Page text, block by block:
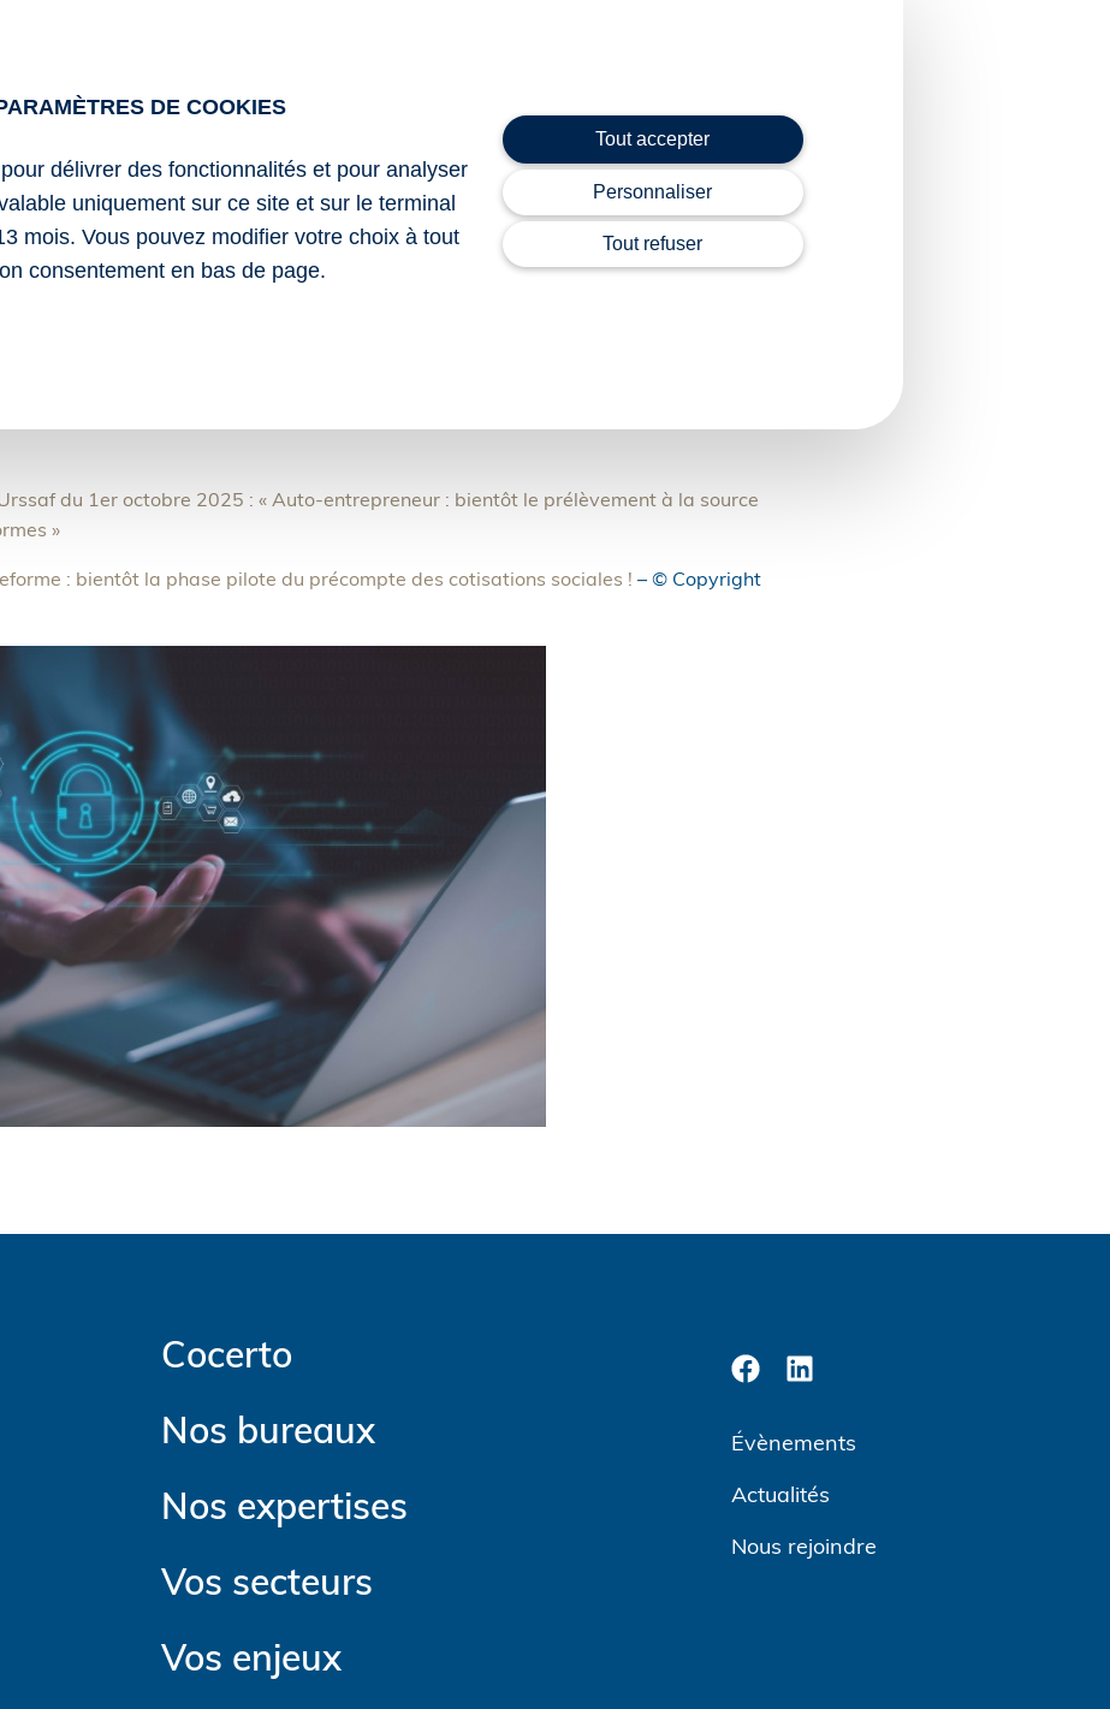
de précompte ne modifiera pas le montant des cotisations sociales qui restera le
à l’ensemble des auto-entrepreneurs en tenant compte, notamment, du secteur
réalise une activité en dehors des plateformes mentionnées, il doit
lui-même le chiffre d’affaires issu de cette activité et payer les cotisations sociales
du 1er octobre 2025 : « Auto-entrepreneur : bientôt le prélèvement à la source
»
: bientôt la phase pilote du précompte des cotisations sociales ! – © Copyright
Cocerto
Nos bureaux
Nos expertises
Vos secteurs
Vos enjeux
Évènements
Actualités
Nous rejoindre
DE COOKIES
délivrer des fonctionnalités et pour analyser
uniquement sur ce site et sur le terminal
mois. Vous pouvez modifier votre choix à tout
consentement en bas de page.
Tout accepter
Personnaliser
Tout refuser